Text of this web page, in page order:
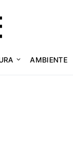
AMBIENTE